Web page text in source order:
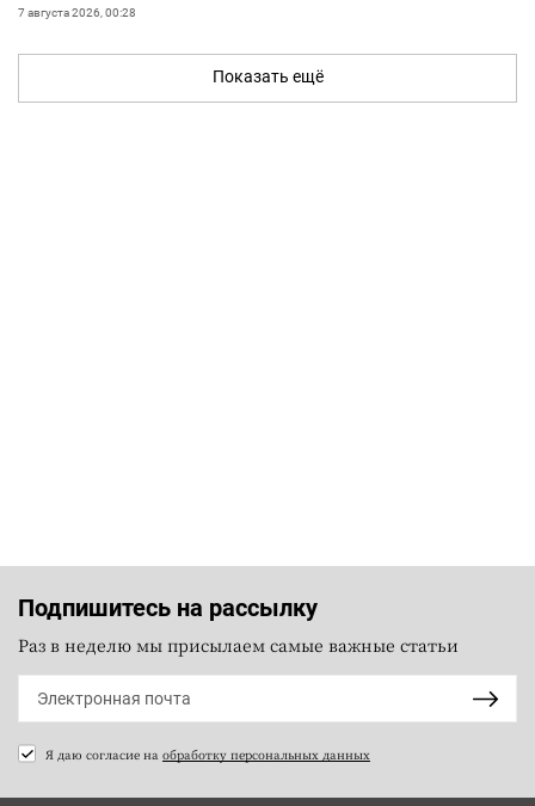
7 августа 2026, 00:28
Показать ещё
Подпишитесь на рассылку
Раз в неделю мы присылаем самые важные статьи
Я даю согласие на обработку персональных данных